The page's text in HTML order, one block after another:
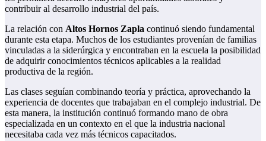
contribuir al desarrollo industrial del país.
La relación con Altos Hornos Zapla continuó siendo fundamental
durante esta etapa. Muchos de los estudiantes provenían de familias
vinculadas a la siderúrgica y encontraban en la escuela la posibilidad
de adquirir conocimientos técnicos aplicables a la realidad
productiva de la región.
Las clases seguían combinando teoría y práctica, aprovechando la
experiencia de docentes que trabajaban en el complejo industrial. De
esta manera, la institución continuó formando mano de obra
especializada en un contexto en el que la industria nacional
necesitaba cada vez más técnicos capacitados.